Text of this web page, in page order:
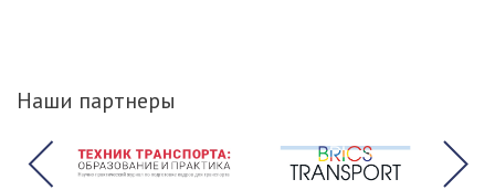
Наши партнеры